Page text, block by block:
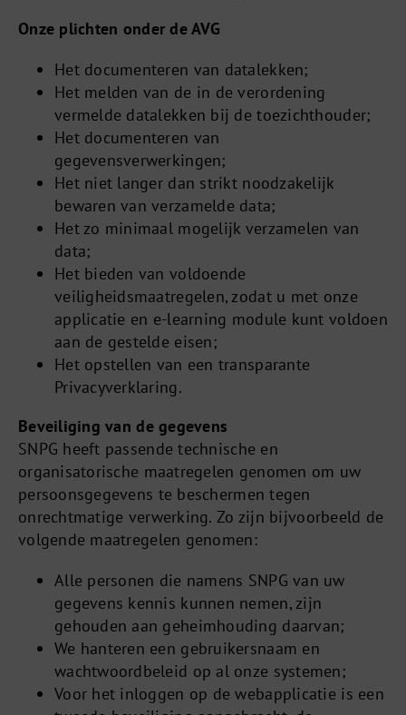
Onze plichten onder de AVG
Het documenteren van datalekken;
Het melden van de in de verordening
vermelde datalekken bij de toezichthouder;
Het documenteren van
gegevensverwerkingen;
Het niet langer dan strikt noodzakelijk
bewaren van verzamelde data;
Het zo minimaal mogelijk verzamelen van
data;
Het bieden van voldoende
veiligheidsmaatregelen, zodat u met onze
applicatie en e-learning module kunt voldoen
aan de gestelde eisen;
Het opstellen van een transparante
Privacyverklaring.
Beveiliging van de gegevens
SNPG heeft passende technische en
organisatorische maatregelen genomen om uw
persoonsgegevens te beschermen tegen
onrechtmatige verwerking. Zo zijn bijvoorbeeld de
volgende maatregelen genomen:
Alle personen die namens SNPG van uw
gegevens kennis kunnen nemen, zijn
gehouden aan geheimhouding daarvan;
We hanteren een gebruikersnaam en
wachtwoordbeleid op al onze systemen;
Voor het inloggen op de webapplicatie is een